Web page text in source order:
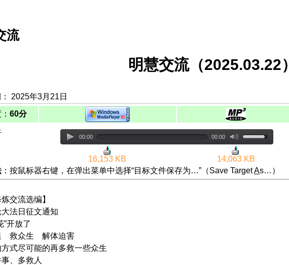
流
明慧交流（2025.03.22）
2025年3月21日
60分
00:00 00:00
16,153 KB
14,063 KB
：按鼠标器右键，在弹出菜单中选择“目标文件保存为…”（Save TargetAs…）
炼交流选编】
法日征文通知
”开放了
救众生 解体迫害
方式尽可能的再多救一些众生
、多救人